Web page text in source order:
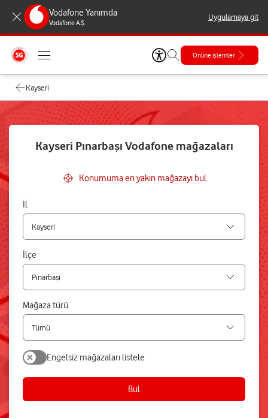
Vodafone Yanımda
Vodafone A.Ş.
Uygulamaya git
Online işlemler
Kayseri
Kayseri Pınarbaşı Vodafone mağazaları
Konumuma en yakın mağazayı bul
İl
İlçe
Mağaza türü
Bul
Engelsiz mağazaları listele